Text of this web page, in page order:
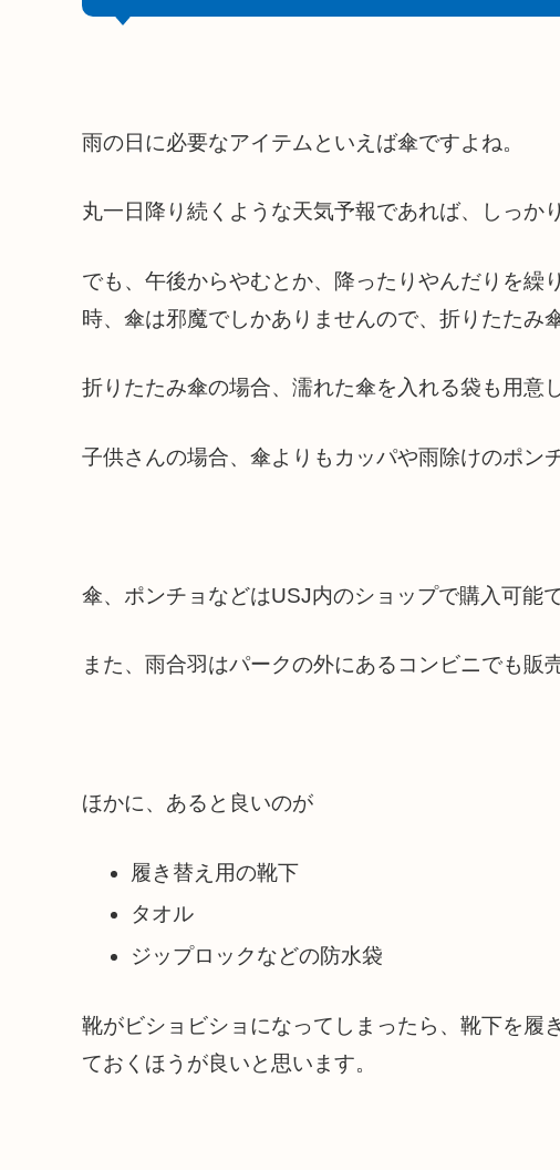
雨の日に必要なアイテムといえば傘ですよね。
丸一日降り続くような天気予報であれば、しっか
でも、午後からやむとか、降ったりやんだりを繰
時、傘は邪魔でしかありませんので、折りたたみ
折りたたみ傘の場合、濡れた傘を入れる袋も用意
子供さんの場合、傘よりもカッパや雨除けのポン
傘、ポンチョなどはUSJ内のショップで購入可能で
また、雨合羽はパークの外にあるコンビニでも販
ほかに、あると良いのが
履き替え用の靴下
タオル
ジップロックなどの防水袋
靴がビショビショになってしまったら、靴下を履
ておくほうが良いと思います。